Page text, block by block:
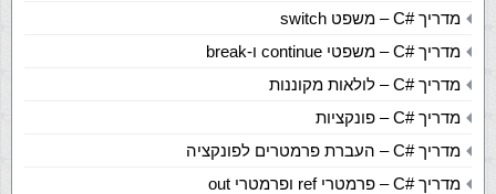
מדריךC#– משפט switch
מדריךC#– משפטי continue ו-break
מדריךC#– לולאות מקוננות
מדריךC#– פונקציות
מדריךC#– העברת פרמטרים לפונקציה
מדריךC#– פרמטרי ref ופרמטרי out